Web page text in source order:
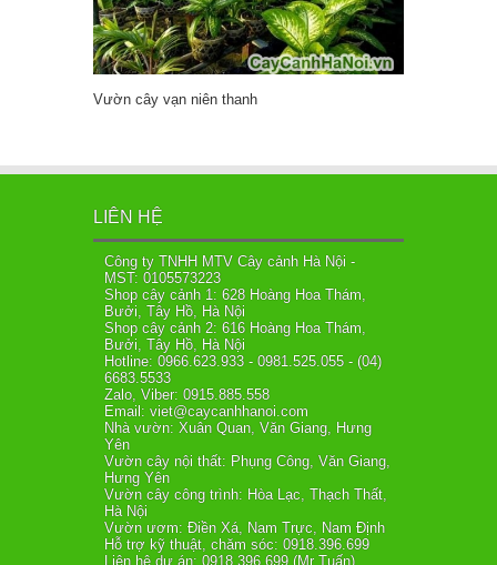
Vườn cây vạn niên thanh
LIÊN HỆ
Công ty TNHH MTV Cây cảnh Hà Nội -
MST: 0105573223
Shop cây cảnh 1: 628 Hoàng Hoa Thám,
Bưởi, Tây Hồ, Hà Nội
Shop cây cảnh 2: 616 Hoàng Hoa Thám,
Bưởi, Tây Hồ, Hà Nội
Hotline: 0966.623.933 - 0981.525.055 - (04)
6683.5533
Zalo, Viber: 0915.885.558
Email: viet@caycanhhanoi.com
Nhà vườn: Xuân Quan, Văn Giang, Hưng
Yên
Vườn cây nội thất: Phụng Công, Văn Giang,
Hưng Yên
Vườn cây công trình: Hòa Lạc, Thạch Thất,
Hà Nội
Vườn ươm: Điền Xá, Nam Trực, Nam Định
Hỗ trợ kỹ thuật, chăm sóc: 0918.396.699
Liên hệ dự án: 0918.396.699 (Mr Tuấn)